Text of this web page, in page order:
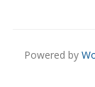
Powered by